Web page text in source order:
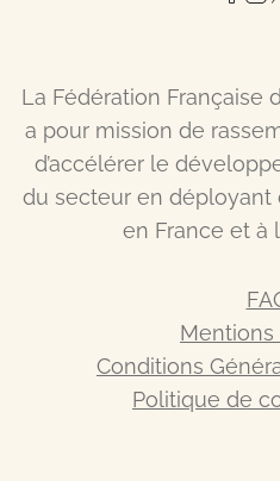
La Fédération Française
a pour mission de
d’accélérer le
du secteur en déployant
en France et à
Mentions
Conditions
Politique de